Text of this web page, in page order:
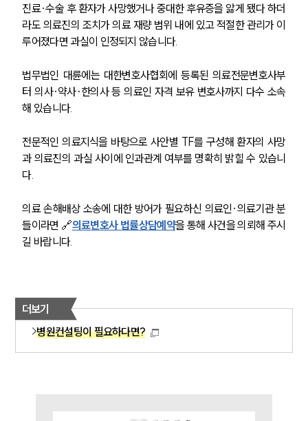
진료·수술 후 환자가 사망했거나 중대한 후유증을 앓게 됐다 하더
라도 의료진의 조치가 의료 재량 범위 내에 있고 적절한 관리가 이
루어졌다면 과실이 인정되지 않습니다.
법무법인 대륜에는 대한변호사협회에 등록된 의료전문변호사부
터 의사·약사·한의사 등 의료인 자격 보유 변호사까지 다수 소속
해 있습니다.
전문적인 의료지식을 바탕으로 사안별 TF를 구성해 환자의 사망
과 의료진의 과실 사이에 인과관계 여부를 명확히 밝힐 수 있습니
다.
의료 손해배상 소송에 대한 방어가 필요하신 의료인·의료기관 분
들이라면 🔗의료변호사 법률상담예약을 통해 사건을 의뢰해 주시
길 바랍니다.
더보기
병원컨설팅이 필요하다면?